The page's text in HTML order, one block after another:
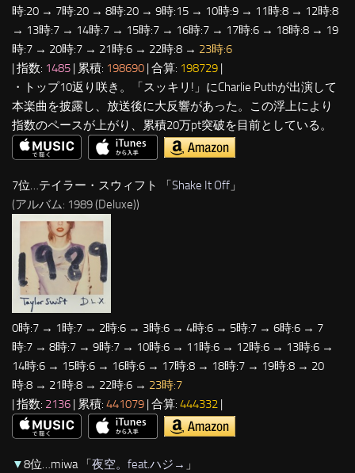
時:20 → 7時:20 → 8時:20 → 9時:15 → 10時:9 → 11時:8 → 12時:8
→ 13時:7 → 14時:7 → 15時:7 → 16時:7 → 17時:6 → 18時:8 → 19
時:7 → 20時:7 → 21時:6 → 22時:8 → 23時:6
| 指数: 1485 | 累積: 198690 | 合算: 198729 |
・トップ10返り咲き。「スッキリ!」にCharlie Puthが出演して
本楽曲を披露し、放送後に大反響があった。この浮上により
指数のペースが上がり、累積20万pt突破を目前としている。
7位…テイラー・スウィフト 「Shake It Off 」
(アルバム: 1989 (Deluxe))
0時:7 → 1時:7 → 2時:6 → 3時:6 → 4時:6 → 5時:7 → 6時:6 → 7
時:7 → 8時:7 → 9時:7 → 10時:6 → 11時:6 → 12時:6 → 13時:6 →
14時:6 → 15時:6 → 16時:6 → 17時:8 → 18時:7 → 19時:8 → 20
時:8 → 21時:8 → 22時:6 → 23時:7
| 指数: 2136 | 累積: 441079 | 合算: 444332 |
▼8位…miwa 「夜空。feat.ハジ→ 」